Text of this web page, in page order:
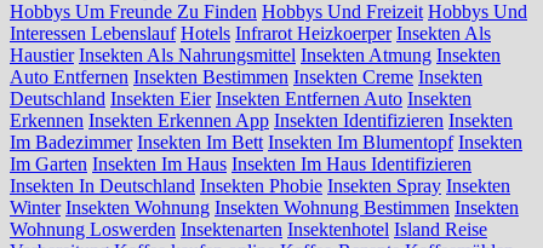
Hobbys Um Freunde Zu Finden Hobbys Und Freizeit Hobbys Und
Interessen Lebenslauf Hotels Infrarot Heizkoerper Insekten Als
Haustier Insekten Als Nahrungsmittel Insekten Atmung Insekten
Auto Entfernen Insekten Bestimmen Insekten Creme Insekten
Deutschland Insekten Eier Insekten Entfernen Auto Insekten
Erkennen Insekten Erkennen App Insekten Identifizieren Insekten
Im Badezimmer Insekten Im Bett Insekten Im Blumentopf Insekten
Im Garten Insekten Im Haus Insekten Im Haus Identifizieren
Insekten In Deutschland Insekten Phobie Insekten Spray Insekten
Winter Insekten Wohnung Insekten Wohnung Bestimmen Insekten
Wohnung Loswerden Insektenarten Insektenhotel Island Reise